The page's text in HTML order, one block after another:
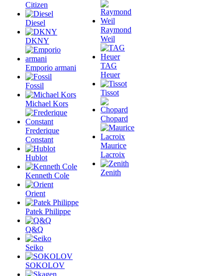
Citizen
Diesel
DKNY
Emporio armani
Fossil
Michael Kors
Frederique
Constant
Hublot
Kenneth Cole
Orient
Patek Philippe
Q&Q
Seiko
SOKOLOV
Raymond
Weil
TAG
Heuer
Tissot
Chopard
Maurice
Lacroix
Zenith